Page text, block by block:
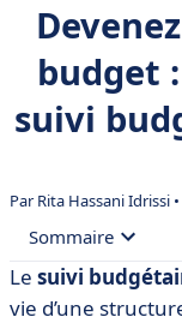
budget
suivi
ParRita Hassani Idrissi
Sommaire
• Suivi
Le suivi
vie d’une